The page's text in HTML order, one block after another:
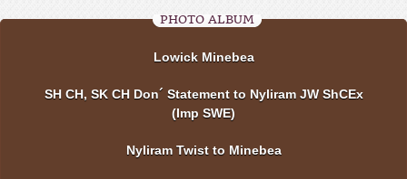
PHOTO ALBUM
Lowick Minebea
SH CH, SK CH Don´ Statement to Nyliram JW ShCEx
(Imp SWE)
Nyliram Twist to Minebea